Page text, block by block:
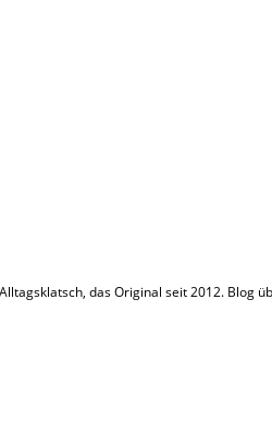
das Original seit 2012. Blog